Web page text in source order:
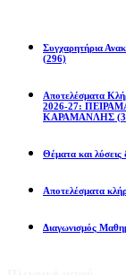
Συγχαρητήρια
(296)
Αποτελέσματα
2026-27:
ΚΑΡΑΜΑΝΛΗΣ
Θέματα και
Αποτελέσματα
Διαγωνισμός